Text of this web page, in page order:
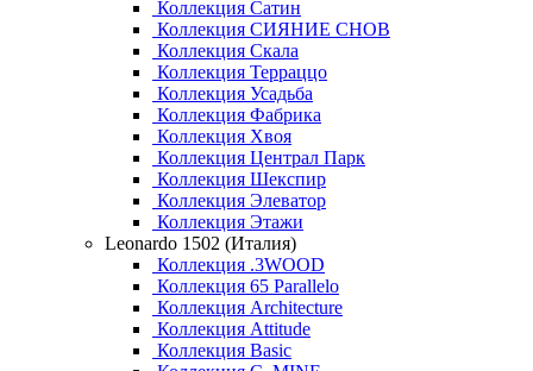
Коллекция Сатин
Коллекция СИЯНИЕ СНОВ
Коллекция Скала
Коллекция Терраццо
Коллекция Усадьба
Коллекция Фабрика
Коллекция Хвоя
Коллекция Централ Парк
Коллекция Шекспир
Коллекция Элеватор
Коллекция Этажи
Leonardo 1502 (Италия)
Коллекция .3WOOD
Коллекция 65 Parallelo
Коллекция Architecture
Коллекция Attitude
Коллекция Basic